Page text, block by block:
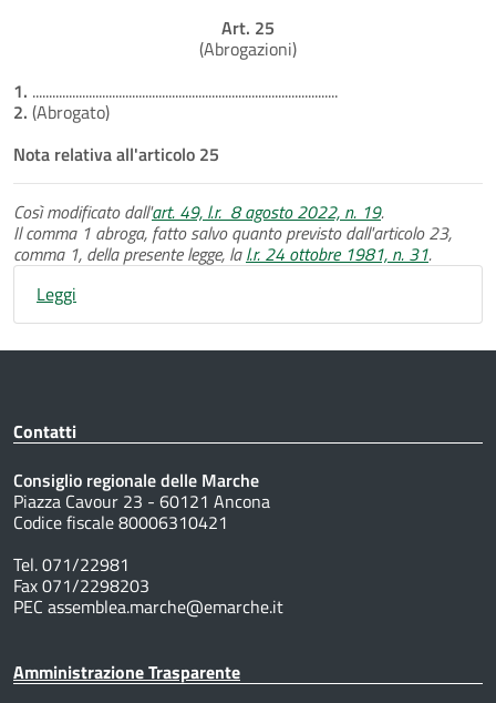
Art. 25
(Abrogazioni)
1. ............................................................................................
2. (Abrogato)
Nota relativa all'articolo 25
Così modificato dall'art. 49, l.r. 8 agosto 2022, n. 19.
Il comma 1 abroga, fatto salvo quanto previsto dall'articolo 23,
comma 1, della presente legge, lal.r. 24 ottobre 1981, n. 31.
Leggi
Contatti
Consiglio regionale delle Marche
Piazza Cavour 23 - 60121 Ancona
Codice fiscale 80006310421
Tel. 071/22981
Fax 071/2298203
PEC assemblea.marche@emarche.it
Amministrazione Trasparente